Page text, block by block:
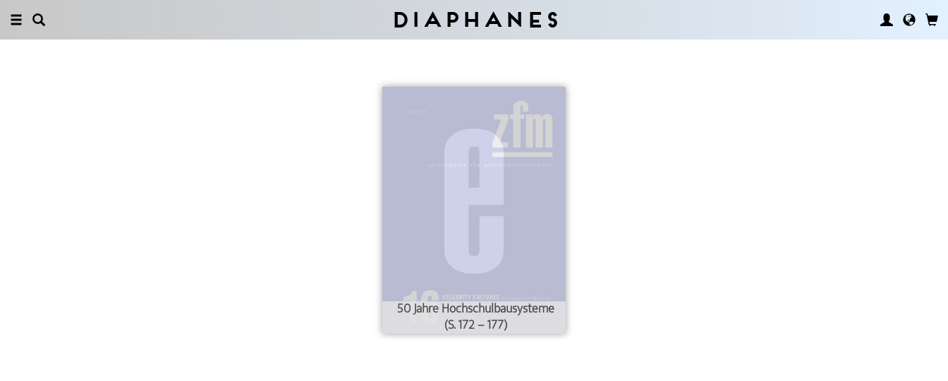
Diaphanes
50 Jahre Hochschulbausysteme
(S. 172 – 177)